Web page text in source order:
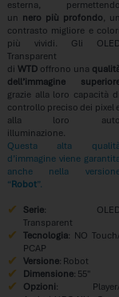
esterna, permettendo
un nero più profondo , un
contrasto migliore e colori
più vividi. Gli OLED
Transparent
di WTDoffrono una
dell’immagine
grazie alla loro capacità di
controllo preciso dei pixel
alla loro auto
illuminazione.
Questa alta
d’immagine viene
anche nella
“Robot”.
Serie: OLED
Transparent
Tecnologia: NO
PCAP
Versione: Robot
Dimensione: 55″
Opzioni: